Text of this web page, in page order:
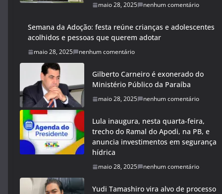
maio 28, 2025 nenhum comentário
Semana da Adoção: festa reúne crianças e adolescentes
acolhidos e pessoas que querem adotar
maio 28, 2025 nenhum comentário
Gilberto Carneiro é exonerado do
Ministério Público da Paraíba
maio 28, 2025 nenhum comentário
Lula inaugura, nesta quarta-feira,
trecho do Ramal do Apodi, na PB, e
anuncia investimentos em segurança
hídrica
maio 28, 2025 nenhum comentário
Yudi Tamashiro vira alvo de processo